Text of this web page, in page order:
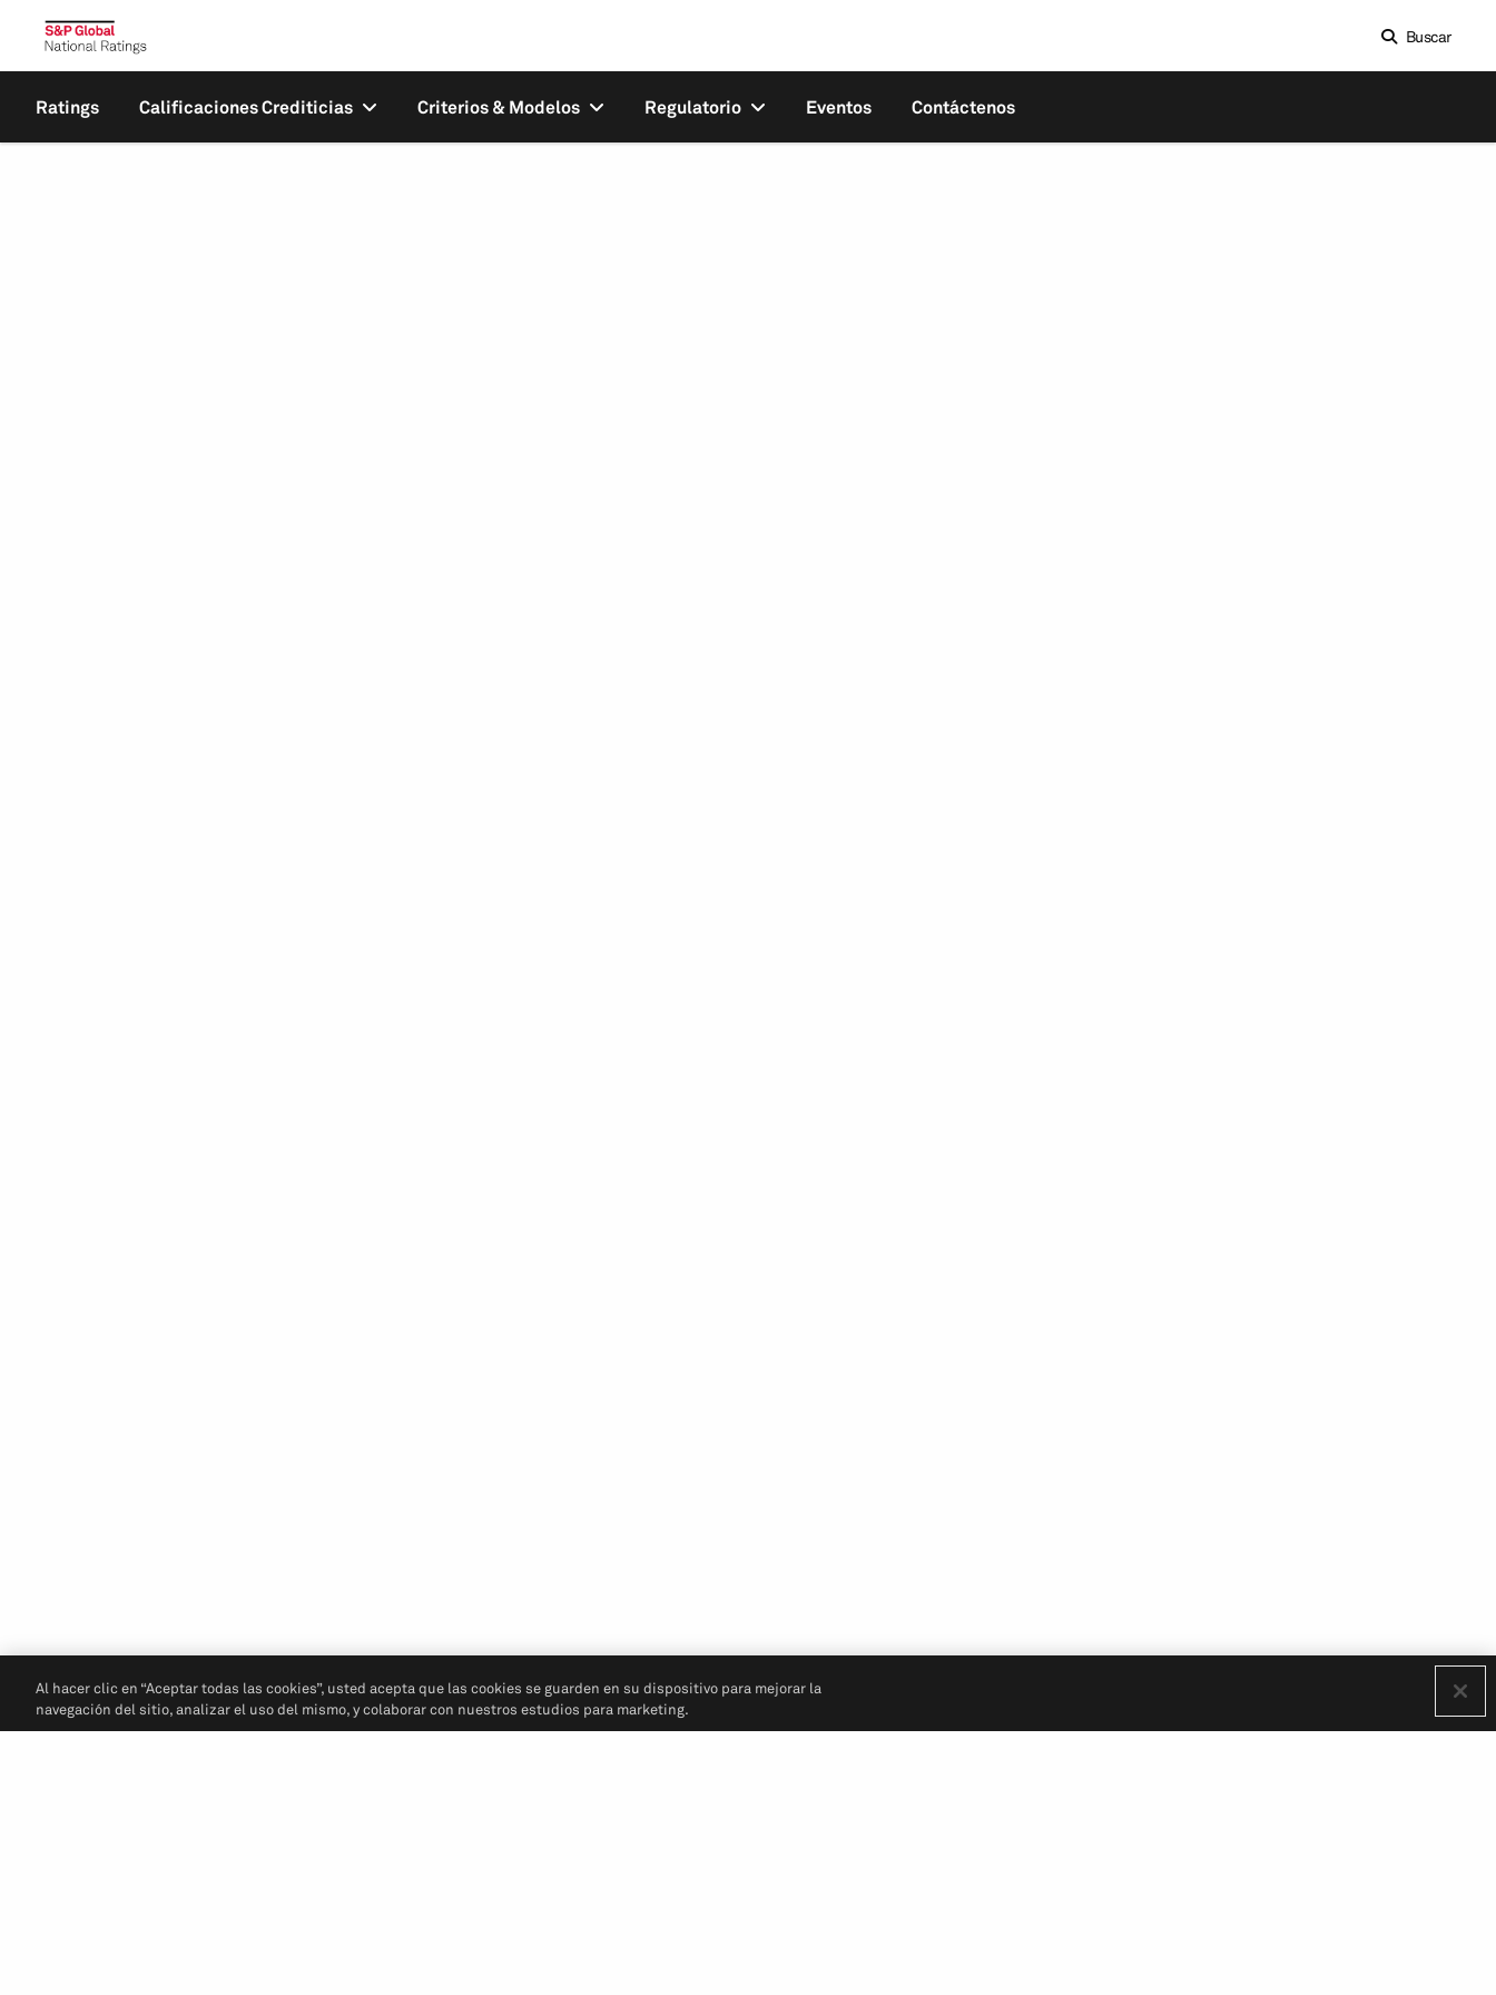
Buscar
Ratings Calificaciones Crediticias Criterios & Modelos Regulatorio Eventos Contáctenos
Al hacer clic en “Aceptar todas las cookies”, usted acepta que las cookies se guarden en su dispositivo para mejorar la
navegación del sitio, analizar el uso del mismo, y colaborar con nuestros estudios para marketing.